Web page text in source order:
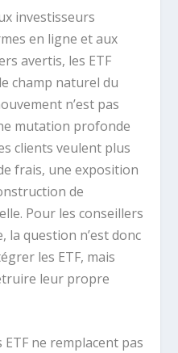
investisseurs
en ligne et aux
avertis, les ETF
champ naturel du
n’est pas
mutation profonde
clients veulent plus
frais, une exposition
de
Pour les conseillers
la question n’est donc
les ETF, mais
leur propre
ne remplacent pas